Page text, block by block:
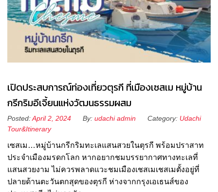
เปิดประสบการณ์ท่องเที่ยวตุรกี ที่เมืองเซสเม หมู่บ้าน
กรีกริมอีเจี้ยนแห่งวัฒนธรรมผสม
Posted:April 2, 2024 By: udachi admin Category: Udachi
Tour&Itinerary
เซสเม…หมู่บ้านกรีกริมทะเลแสนสวยในตุรกี พร้อมปราสาท
ประจำเมืองมรดกโลก หากอยากชมบรรยากาศทางทะเลที่
แสนสวยงาม ไม่ควรพลาดแวะชมเมืองเชสเมเชสเมตั้งอยู่ที่
ปลายด้านตะวันตกสุดของตุรกี ห่างจากกรุงเอเธนส์ของ